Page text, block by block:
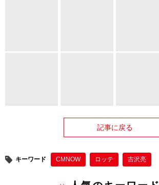
記事に戻る
キーワード CMNOW ロッテ 吉沢亮